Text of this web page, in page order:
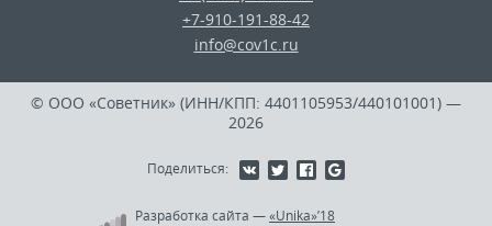
+7-910-191-88-42
info@cov1c.ru
© ООО «Советник» (ИНН/КПП: 4401105953/440101001) —
2026
Поделиться:
Разработка сайта —«Unika»’18